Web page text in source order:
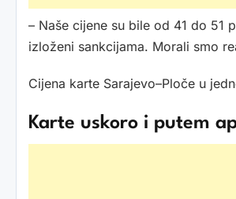
– Naše cijene su bile od 41 do 51
izloženi sankcijama. Morali smo
Cijena karte Sarajevo–Ploče u
Karte uskoro i putem